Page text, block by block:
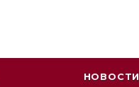
НОВОСТИ